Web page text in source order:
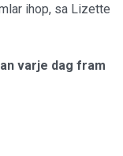
ihop, sa Lizette
varje dag fram